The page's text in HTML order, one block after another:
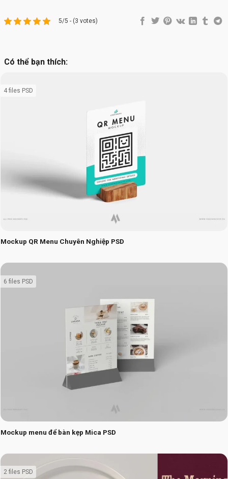
5/5 - (3 votes)
Có thể bạn thích:
Mockup QR Menu Chuyên Nghiệp PSD
4 files PSD
Mockup menu để bàn kẹp Mica PSD
6 files PSD
2 files PSD